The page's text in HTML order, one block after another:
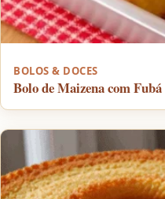
BOLOS & DOCES
Bolo de Maizena com